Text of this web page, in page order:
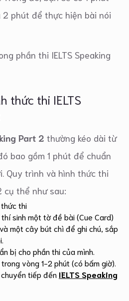
phút để thực hiện bài nói
phần thi IELTS Speaking
thức thi IELTS
Part 2 thường kéo dài từ
bao gồm 1 phút để chuẩn
Quy trình và hình thức thi
cụ thể như sau:
thức thi
sinh một tờ đề bài (Cue Card)
một cây bút chì để ghi chú, sắp
bị cho phần thi của mình.
vòng 1-2 phút (có bấm giờ).
tiếp đến IELTS Speaking